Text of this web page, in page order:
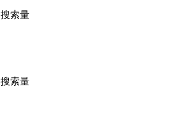
搜索量
搜索量